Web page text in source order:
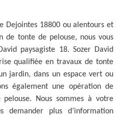
Dejointes 18800 ou alentours et
de tonte de pelouse, nous vous
paysagiste 18. Sozer David
qualifiée en travaux de tonte
jardin, dans un espace vert ou
également une opération de
Nous sommes à votre
demander plus d’information